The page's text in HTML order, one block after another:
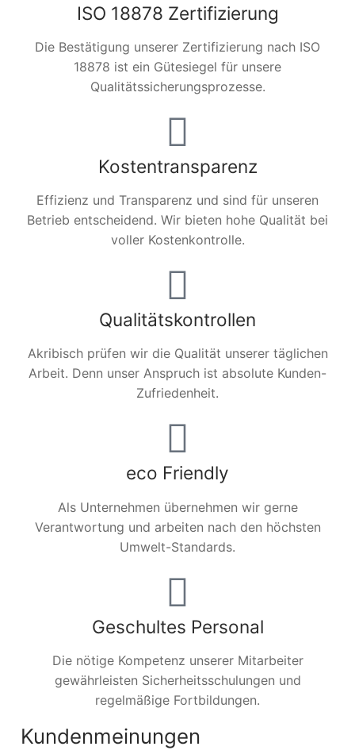
ISO 18878 Zertifizierung
Die Bestätigung unserer Zertifizierung nach ISO
18878 ist ein Gütesiegel für unsere
Qualitätssicherungsprozesse.
Kostentransparenz
Effizienz und Transparenz und sind für unseren
Betrieb entscheidend. Wir bieten hohe Qualität bei
voller Kostenkontrolle.
Qualitätskontrollen
Akribisch prüfen wir die Qualität unserer täglichen
Arbeit. Denn unser Anspruch ist absolute Kunden-
Zufriedenheit.
eco Friendly
Als Unternehmen übernehmen wir gerne
Verantwortung und arbeiten nach den höchsten
Umwelt-Standards.
Geschultes Personal
Die nötige Kompetenz unserer Mitarbeiter
gewährleisten Sicherheitsschulungen und
regelmäßige Fortbildungen.
Kundenmeinungen